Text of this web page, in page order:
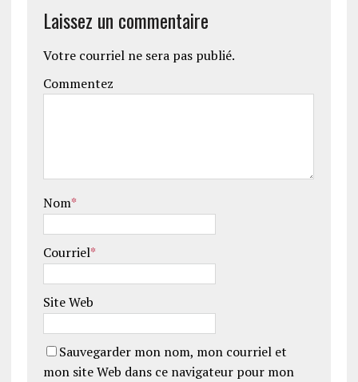
Laissez un commentaire
Votre courriel ne sera pas publié.
Commentez
Nom*
Courriel*
Site Web
Sauvegarder mon nom, mon courriel et
mon site Web dans ce navigateur pour mon